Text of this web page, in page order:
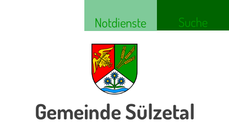
Notdienste Suche
Gemeinde Sülzetal